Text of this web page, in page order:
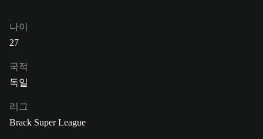
나이
27
국적
독일
리그
Brack Super League